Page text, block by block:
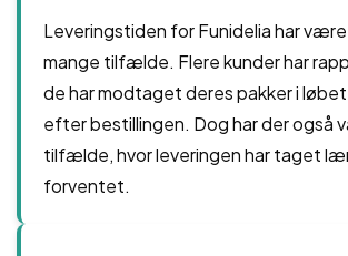
Leveringstiden for Funidelia har
mange tilfælde. Flere kunder har
de har modtaget deres pakker i
efter bestillingen. Dog har der også
tilfælde, hvor leveringen har taget
forventet.